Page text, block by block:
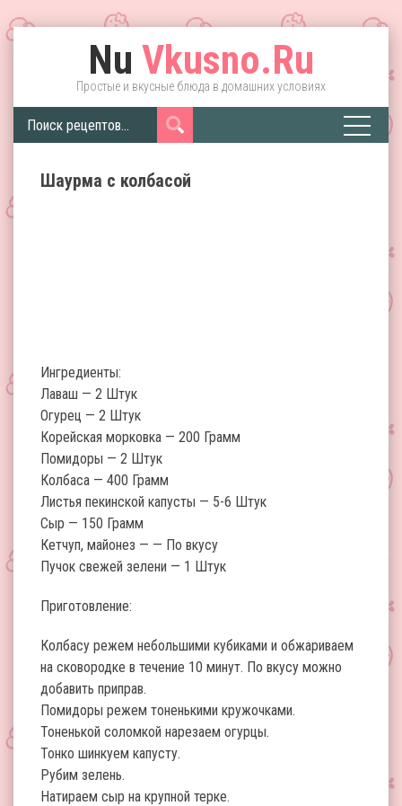
Nu Vkusno.Ru
Простые и вкусные блюда в домашних условиях
Шаурма с колбасой
Ингредиенты:
Лаваш — 2 Штук
Огурец — 2 Штук
Корейская морковка — 200 Грамм
Помидоры — 2 Штук
Колбаса — 400 Грамм
Листья пекинской капусты — 5-6 Штук
Сыр — 150 Грамм
Кетчуп, майонез — — По вкусу
Пучок свежей зелени — 1 Штук
Приготовление:
Колбасу режем небольшими кубиками и обжариваем
на сковородке в течение 10 минут. По вкусу можно
добавить приправ.
Помидоры режем тоненькими кружочками.
Тоненькой соломкой нарезаем огурцы.
Тонко шинкуем капусту.
Рубим зелень.
Натираем сыр на крупной терке.